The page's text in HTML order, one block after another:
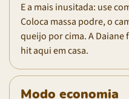
E a mais inusitada: use
Coloca massa podre, o
queijo por cima. A Daiane
hit aqui em casa.
Modo economia